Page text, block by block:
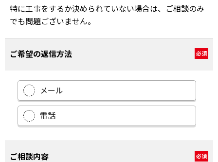
特に工事をするか決められていない場合は、ご相談のみ
でも問題ございません。
ご希望の返信方法 必須
メール
電話
ご相談内容 必須